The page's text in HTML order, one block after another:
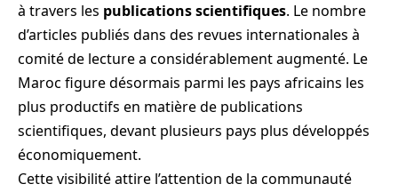
à travers les publications scientifiques. Le nombre
d’articles publiés dans des revues internationales à
comité de lecture a considérablement augmenté. Le
Maroc figure désormais parmi les pays africains les
plus productifs en matière de publications
scientifiques, devant plusieurs pays plus développés
économiquement.
Cette visibilité attire l’attention de la communauté